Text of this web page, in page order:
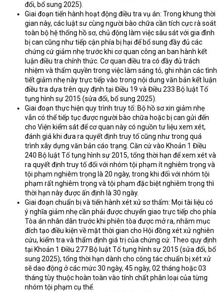
đổi, bổ sung 2025).
Giai đoạn tiến hành hoạt động điều tra vụ án: Trong khung thời
gian này, các luật sư cùng người bào chữa cần tích cực rà soát
toàn bộ hệ thống hồ sơ, chủ động làm việc sâu sát với gia đình
bị can cũng như tiếp cận phía bị hại để bổ sung đầy đủ các
chứng cứ giảm nhẹ trước khi cơ quan công an ban hành kết
luận điều tra chính thức. Cơ quan điều tra có đầy đủ trách
nhiệm và thẩm quyền trong việc làm sáng tỏ, ghi nhận các tình
tiết giảm nhẹ này trực tiếp vào trong nội dung văn bản kết luận
điều tra dựa trên quy định tại Điều 19 và Điều 233 Bộ luật Tố
tụng hình sự 2015 (sửa đổi, bổ sung 2025).
Giai đoạn thực hiện quy trình truy tố: Bộ hồ sơ xin giảm nhẹ
vẫn có thể tiếp tục được người bào chữa hoặc bị can gửi đến
cho Viện kiểm sát để cơ quan này có nguồn tư liệu xem xét,
đánh giá khi đưa ra quyết định truy tố cũng như trong quá
trình xây dựng văn bản cáo trạng. Căn cứ vào Khoản 1 Điều
240 Bộ luật Tố tụng hình sự 2015, tổng thời hạn để xem xét và
ra quyết định truy tố đối với nhóm tội phạm ít nghiêm trọng và
tội phạm nghiêm trọng là 20 ngày, trong khi đối với nhóm tội
phạm rất nghiêm trọng và tội phạm đặc biệt nghiêm trọng thì
thời hạn này được ấn định là 30 ngày.
Giai đoạn chuẩn bị và tiến hành xét xử sơ thẩm: Mọi tài liệu có
ý nghĩa giảm nhẹ cần phải được chuyển giao trực tiếp cho phía
Tòa án nhân dân trước khi phiên tòa được mở ra, nhằm mục
đích tạo điều kiện về mặt thời gian cho Hội đồng xét xử nghiên
cứu, kiểm tra và thẩm định giá trị của chứng cứ. Theo quy định
tại Khoản 1 Điều 277 Bộ luật Tố tụng hình sự 2015 (sửa đổi, bổ
sung 2025), tổng thời hạn dành cho công tác chuẩn bị xét xử
sẽ dao động ở các mức 30 ngày, 45 ngày, 02 tháng hoặc 03
tháng tùy thuộc hoàn toàn vào tính chất phân loại của từng
nhóm tội phạm cụ thể.